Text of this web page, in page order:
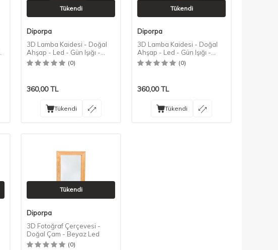
Tükendi
Diporpa
3D Lamba Kaidesi - Doğal
Ahşap - Led - Gün Işığı -
Koyu Renk
(0)
360,00TL
Tükendi
Tükendi
Diporpa
3D Lamba Kaidesi - Doğal
Ahşap - Led - Gün Işığı -
Kayın Rengi
(0)
360,00TL
Tükendi
Tükendi
Diporpa
3D Fotoğraf Çerçevesi -
Doğal Çam - Beyaz Led
(0)